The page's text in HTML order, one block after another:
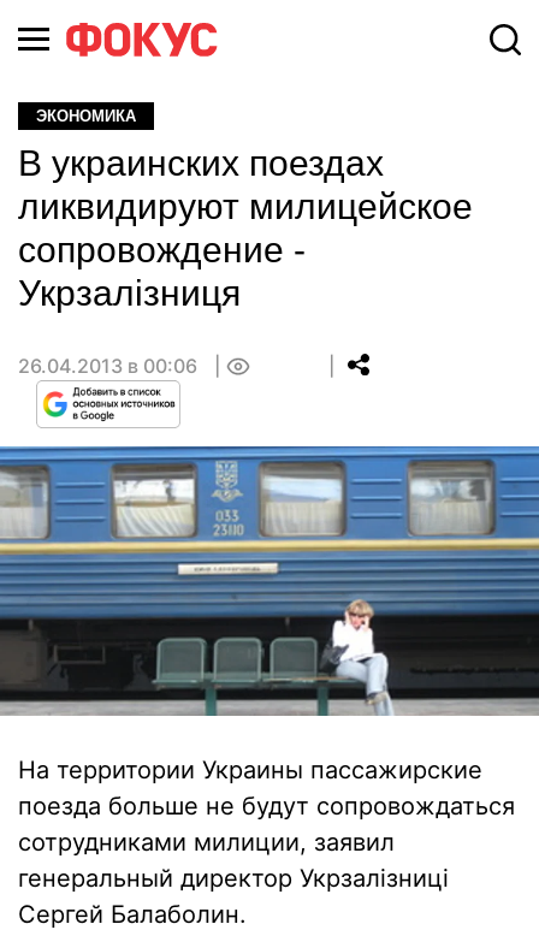
ЭКОНОМИКА
В украинских поездах
ликвидируют милицейское
сопровождение -
Укрзалізниця
26.04.2013 в 00:06
На территории Украины пассажирские
поезда больше не будут сопровождаться
сотрудниками милиции, заявил
генеральный директор Укрзалізниці
Сергей Балаболин.